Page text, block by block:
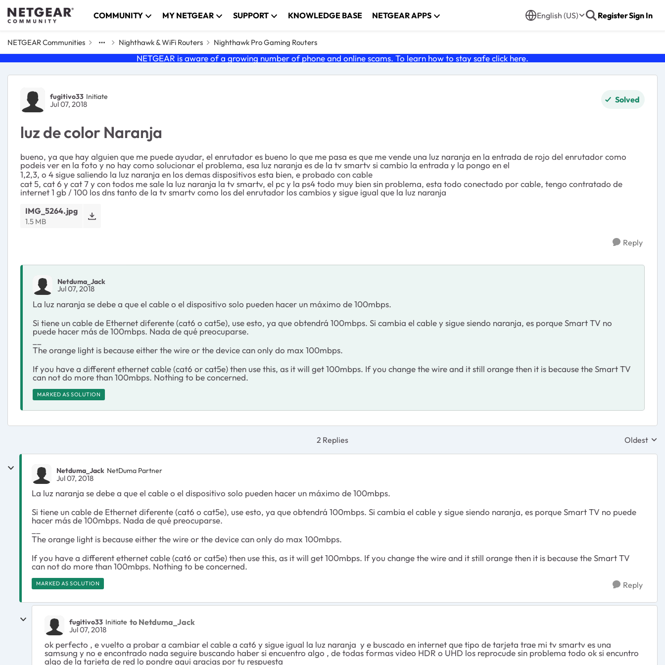
Skip to content COMMUNITY MY NETGEAR SUPPORT KNOWLEDGE BASE NETGEAR APPS English (US) RegisterSign In
NETGEAR Communities Nighthawk & WiFi Routers Nighthawk Pro Gaming Routers
NETGEAR is aware of a growing number of phone and online scams. To learn how to stay safe click here.
Forum Discussion
fugitivo33 Initiate
Jul 07, 2018 Solved
luz de color Naranja
bueno, ya que hay alguien que me puede ayudar, el enrutador es bueno lo que me pasa es que me vende una luz naranja en la entrada de rojo del enrutador como
podeis ver en la foto y no hay como solucionar el problema, esa luz naranja es de la tv smartv si cambio la entrada y la pongo en el
1,2,3, o 4 sigue saliendo la luz naranja en los demas dispositivos esta bien, e probado con cable
cat 5, cat 6 y cat 7 y con todos me sale la luz naranja la tv smartv, el pc y la ps4 todo muy bien sin problema, esta todo conectado por cable, tengo contratado de
internet 1 gb / 100 los dns tanto de la tv smartv como los del enrutador los cambios y sigue igual que la luz naranja
IMG_5264.jpg
1.5 MB
Reply
Netduma_Jack
Jul 07, 2018
La luz naranja se debe a que el cable o el dispositivo solo pueden hacer un máximo de 100mbps.
Si tiene un cable de Ethernet diferente (cat6 o cat5e), use esto, ya que obtendrá 100mbps. Si cambia el cable y sigue siendo naranja, es porque Smart TV no
puede hacer más de 100mbps. Nada de qué preocuparse.
The orange light is because either the wire or the device can only do max 100mbps.
If you have a different ethernet cable (cat6 or cat5e) then use this, as it will get 100mbps. If you change the wire and it still orange then it is because the Smart TV
can not do more than 100mbps. Nothing to be concerned.
MARKED AS SOLUTION
2 Replies Replies
Oldest
Netduma_Jack NetDuma Partner
Jul 07, 2018
La luz naranja se debe a que el cable o el dispositivo solo pueden hacer un máximo de 100mbps.
Si tiene un cable de Ethernet diferente (cat6 o cat5e), use esto, ya que obtendrá 100mbps. Si cambia el cable y sigue siendo naranja, es porque Smart TV no puede
hacer más de 100mbps. Nada de qué preocuparse.
The orange light is because either the wire or the device can only do max 100mbps.
If you have a different ethernet cable (cat6 or cat5e) then use this, as it will get 100mbps. If you change the wire and it still orange then it is because the Smart TV
can not do more than 100mbps. Nothing to be concerned.
MARKED AS SOLUTION Reply
fugitivo33 Initiate to Netduma_Jack
Jul 07, 2018
ok perfecto , e vuelto a probar a cambiar el cable a cat6 y sigue igual la luz naranja y e buscado en internet que tipo de tarjeta trae mi tv smartv es una
samsung y no e encontrado nada seguire buscando haber si encuentro algo , de todas formas video HDR o UHD los reprocude sin problema todo ok si encuntro
algo de la tarjeta de red lo pondre aqui gracias por tu respuesta